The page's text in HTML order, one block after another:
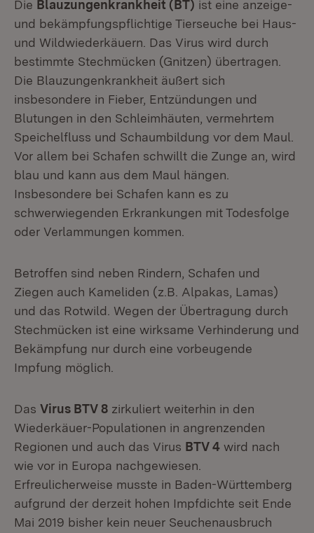
Die Blauzungenkrankheit (BT) ist eine anzeige-
und bekämpfungspflichtige Tierseuche bei Haus-
und Wildwiederkäuern. Das Virus wird durch
bestimmte Stechmücken (Gnitzen) übertragen.
Die Blauzungenkrankheit äußert sich
insbesondere in Fieber, Entzündungen und
Blutungen in den Schleimhäuten, vermehrtem
Speichelfluss und Schaumbildung vor dem Maul.
Vor allem bei Schafen schwillt die Zunge an, wird
blau und kann aus dem Maul hängen.
Insbesondere bei Schafen kann es zu
schwerwiegenden Erkrankungen mit Todesfolge
oder Verlammungen kommen.
Betroffen sind neben Rindern, Schafen und
Ziegen auch Kameliden (z.B. Alpakas, Lamas)
und das Rotwild. Wegen der Übertragung durch
Stechmücken ist eine wirksame Verhinderung und
Bekämpfung nur durch eine vorbeugende
Impfung möglich.
Das Virus BTV 8 zirkuliert weiterhin in den
Wiederkäuer-Populationen in angrenzenden
Regionen und auch das Virus BTV 4 wird nach
wie vor in Europa nachgewiesen.
Erfreulicherweise musste in Baden-Württemberg
aufgrund der derzeit hohen Impfdichte seit Ende
Mai 2019 bisher kein neuer Seuchenausbruch